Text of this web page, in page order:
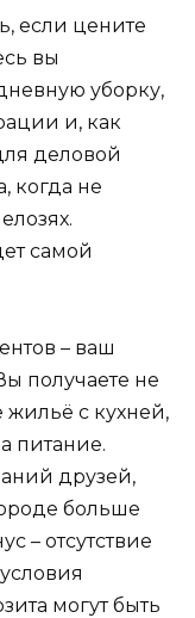
если цените
вы
уборку,
и, как
деловой
когда не
самой
– ваш
получаете не
жильё с кухней,
питание.
друзей,
больше
– отсутствие
могут быть